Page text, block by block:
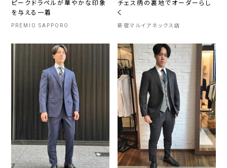
ピークドラペルが華やかな印象
を与える一着
PREMIO SAPPORO
チェス柄の裏地でオーダーらし
く
新宿マルイアネックス店